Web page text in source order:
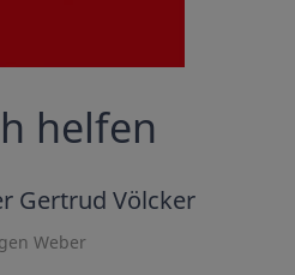
helfen
Gertrud Völcker
Weber